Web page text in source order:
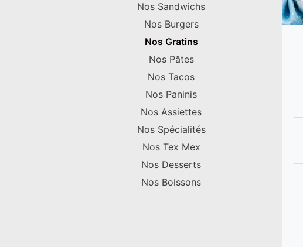
Nos Sandwichs
Nos Burgers
Nos Gratins
Nos Pâtes
Nos Tacos
Nos Paninis
Nos Assiettes
Nos Spécialités
Nos Tex Mex
Nos Desserts
Nos Boissons